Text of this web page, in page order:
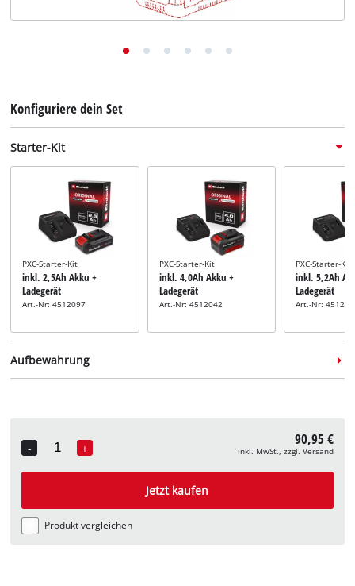
Konfiguriere dein Set
Starter-Kit
PXC-Starter-Kit
inkl. 2,5Ah Akku +
Ladegerät
Art.-Nr: 4512097
PXC-Starter-Kit
inkl. 4,0Ah Akku +
Ladegerät
Art.-Nr: 4512042
PXC-Starter-Kit
inkl. 5,2Ah
Ladegerät
Art.-Nr:
Aufbewahrung
Art.-Nr: 4540021
-
Quantity
+ 90,95 €
inkl. MwSt., zzgl. Versand
Jetzt kaufen
Produkt vergleichen